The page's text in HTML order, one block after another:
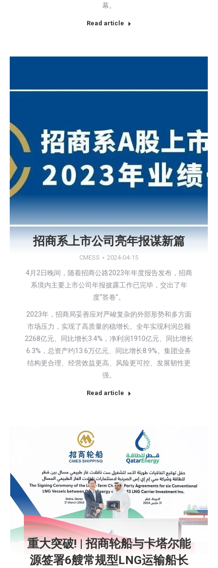
幕。
Read article
招商系上市公司亮年报谋新篇
CMESS 2024-04-15
4月2日晚间，随着招商公路2023年年度报告发布，招商
系境内主要上市公司年报披露工作已完毕，交出了年
度“答卷”。
2023年，招商局妥善应对严峻复杂的外部形势和多方面
市场压力，实现了高质量的稳增长。全年实现利润总额
2268亿元、同比增长3.4%，净利润1910亿元、同比增长
6.3%，总资产约13.6万亿元、同比增长8.9%。集团业务
结构更合理、经营效益更高、风险更可控、发展韧性更
强。
Read article
重大突破! | 招商轮船与卡塔尔能
源签署6艘常规型LNG运输船长